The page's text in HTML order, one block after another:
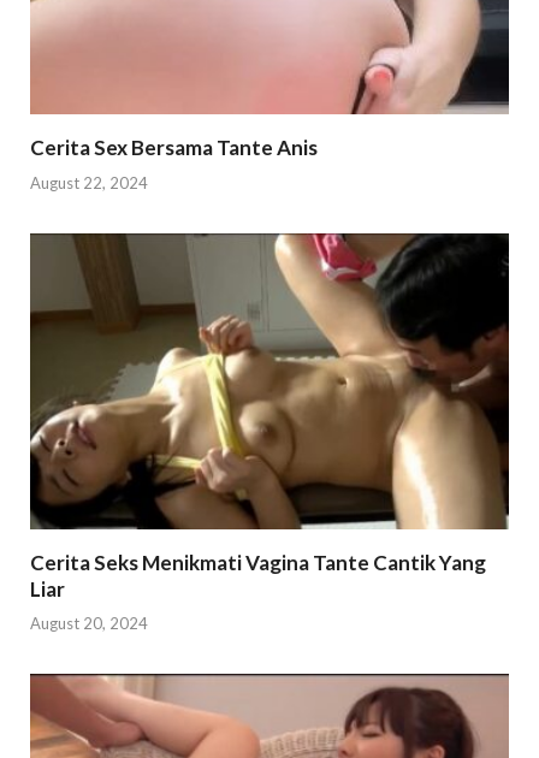
Cerita Sex Bersama Tante Anis
August 22, 2024
Cerita Seks Menikmati Vagina Tante Cantik Yang
Liar
August 20, 2024